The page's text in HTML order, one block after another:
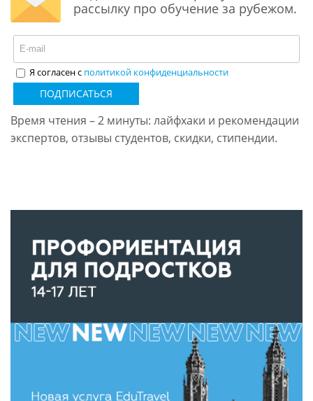
рассылку про обучение за рубежом.
Я согласен с политикой конфиденциальности
ПОДПИСАТЬСЯ
Время чтения – 2 минуты: лайфхаки и рекомендации
экспертов, отзывы студентов, скидки, стипендии.